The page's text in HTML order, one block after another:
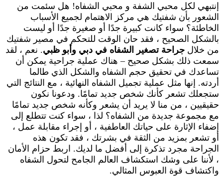
إنتبهي لكل محبي الشفة و محبي الشفاه! هل سئمت من
الشعور بأن شفتيك هي مركز الاهتمام لجميع الأسباب
الخاطئة؟ سواء كانت كبيرة جدًا أو صغيرة جدًا أو ليست
بالشكل الصحيح ، فقد حان الوقت للتحكم في مصير شفتيك
من خلال جراحة تصغير الشفاه في دبي وأبو ظبي. نعم ، لقد
سمعت ذلك بشكل صحيح – هناك عملية جراحية يمكن أن
تساعدك في تحقيق حجم الشفاه والشكل الذي طالما
أردته. إنها مثل عملية تجميل الشفاه النهائية ، مع النتائج التي
ستجعلك تشعر كأنك شخص جديد تمامًا. ودعونا نكون
حقيقيين ، من منا لا يريد أن يشعر وكأنه شخص جديد تمامًا
مع مجموعة جديدة من الشفاه؟ لذا ، سواء كنت تتطلع إلى
إضفاء الإثارة على حياتك العاطفية ، أو إجراء مقابلة عمل ،
أو تشعر بمزيد من الثقة في بشرتك ، فقد تكون هذه
الجراحة مجرد تذكرة إلى أفضل ما لديك. اربط حزام الأمان
، لأننا على وشك استكشاف العالم الجامح لتحول الشفاه
واكتشاف قوة العبوس المثالي.